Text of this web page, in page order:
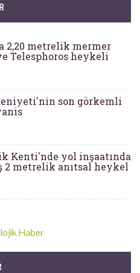
2,20 metrelik mermer
Telesphoros heykeli
son görkemli
Kenti'nde yol inşaatında
2 metrelik anıtsal heykel